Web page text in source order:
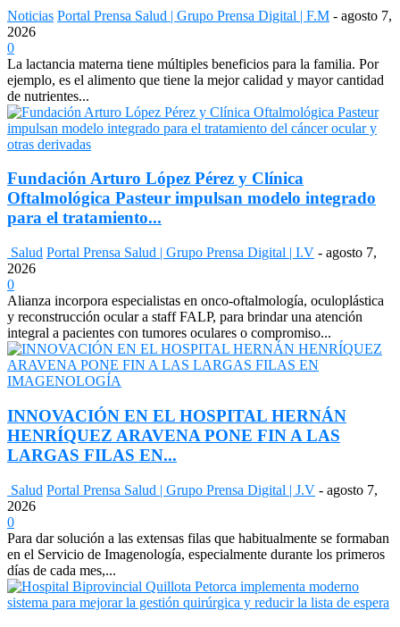
Noticias Portal Prensa Salud | Grupo Prensa Digital | F.M - agosto 7,
2026
0
La lactancia materna tiene múltiples beneficios para la familia. Por
ejemplo, es el alimento que tiene la mejor calidad y mayor cantidad
de nutrientes...
Fundación Arturo López Pérez y Clínica
Oftalmológica Pasteur impulsan modelo integrado
para el tratamiento...
Salud Portal Prensa Salud | Grupo Prensa Digital | I.V - agosto 7,
2026
0
Alianza incorpora especialistas en onco-oftalmología, oculoplástica
y reconstrucción ocular a staff FALP, para brindar una atención
integral a pacientes con tumores oculares o compromiso...
INNOVACIÓN EN EL HOSPITAL HERNÁN
HENRÍQUEZ ARAVENA PONE FIN A LAS
LARGAS FILAS EN...
Salud Portal Prensa Salud | Grupo Prensa Digital | J.V - agosto 7,
2026
0
Para dar solución a las extensas filas que habitualmente se formaban
en el Servicio de Imagenología, especialmente durante los primeros
días de cada mes,...